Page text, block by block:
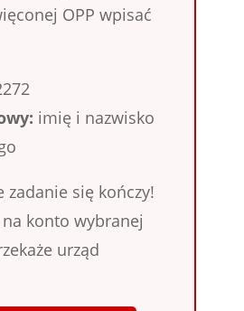
OPP wpisać
imię i nazwisko
zadanie się kończy!
na konto wybranej
urząd